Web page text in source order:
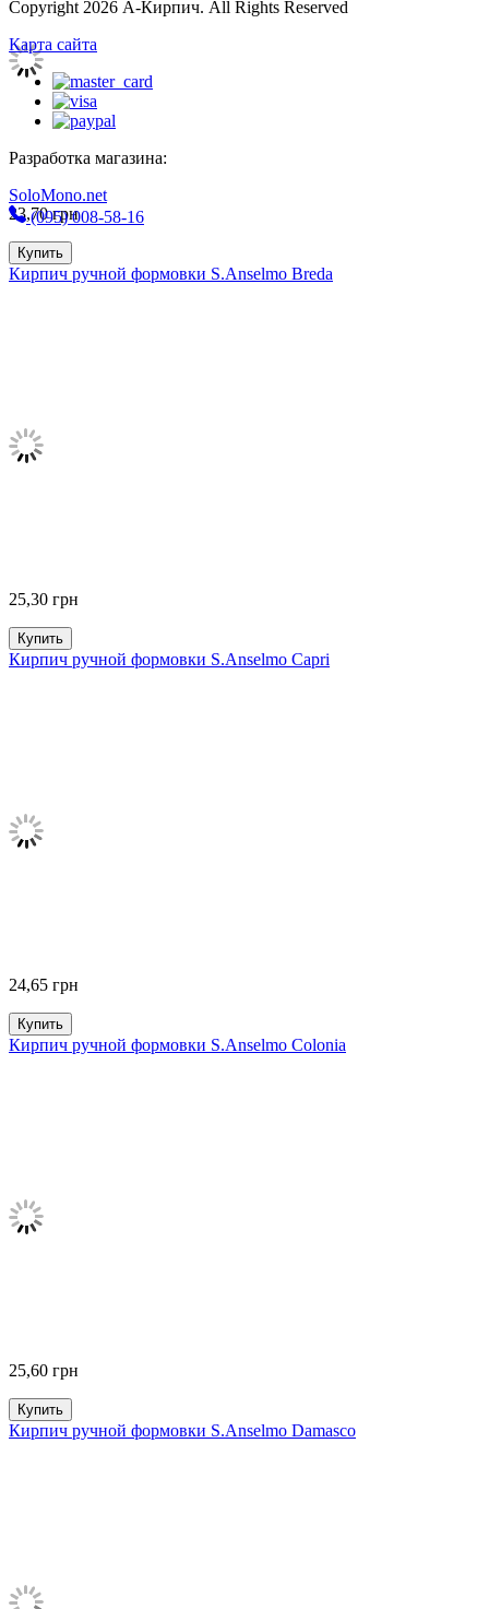
23,70грн
Купить
Кирпич ручной формовки S.Anselmo Breda
25,30 грн
Купить
Кирпич ручной формовки S.Anselmo Capri
24,65 грн
Купить
Кирпич ручной формовки S.Anselmo Colonia
25,60 грн
Купить
Кирпич ручной формовки S.Anselmo Damasco
Copyright 2026 А-Кирпич. All Rights Reserved
Карта сайта
Разработка магазина:
SoloMono.net
(095) 008-58-16